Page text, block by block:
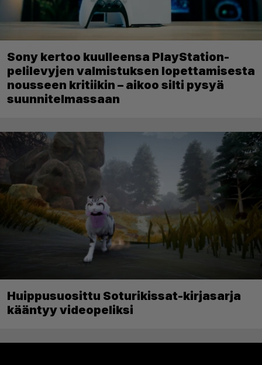
Sony kertoo kuulleensa PlayStation-
pelilevyjen valmistuksen lopettamisesta
nousseen kritiikin – aikoo silti pysyä
suunnitelmassaan
Huippusuosittu Soturikissat-kirjasarja
kääntyy videopeliksi